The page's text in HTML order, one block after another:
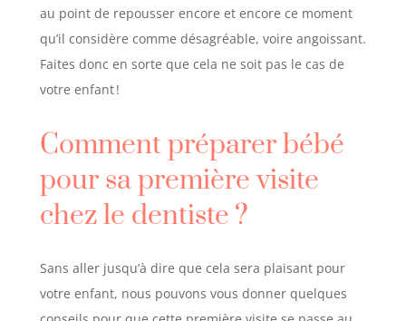
au point de repousser encore et encore ce moment
qu’il considère comme désagréable, voire angoissant.
Faites donc en sorte que cela ne soit pas le cas de
votre enfant!
Comment préparer bébé
pour sa première visite
chez le dentiste ?
Sans aller jusqu’à dire que cela sera plaisant pour
votre enfant, nous pouvons vous donner quelques